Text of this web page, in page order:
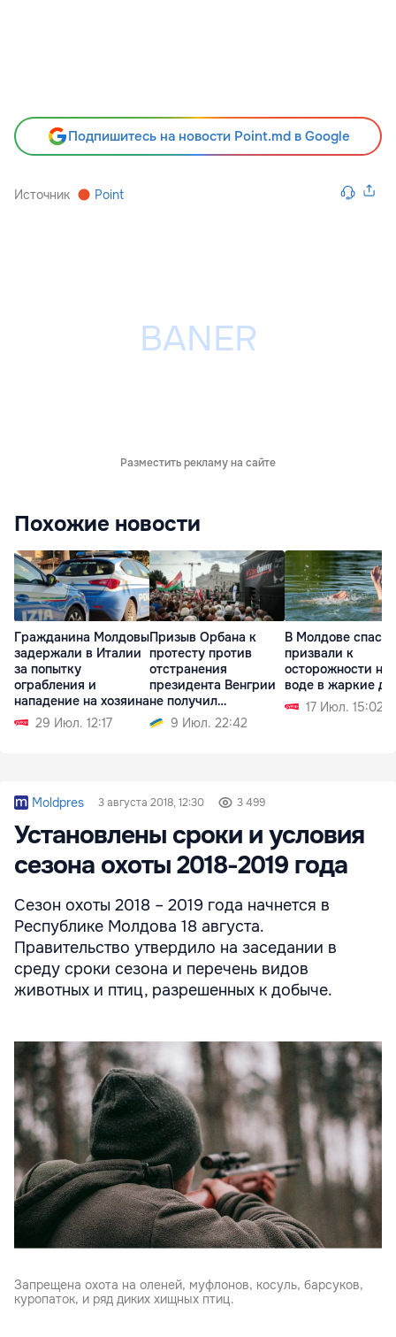
Подпишитесь на новости Point.md в Google
Источник Point
Разместить рекламу на сайте
Похожие новости
Гражданина Молдовы
задержали в Италии
за попытку
ограбления и
нападение на хозяина
29 Июл. 12:17
Призыв Орбана к
протесту против
отстранения
президента Венгрии
не получил
поддержки
9 Июл. 22:42
В Молдове
призвали к
осторожности на
воде в жаркие
17 Июл. 15:02
Moldpres 3 августа 2018, 12:30 3 499
Установлены сроки и условия
сезона охоты 2018-2019 года
Сезон охоты 2018 – 2019 года начнется в
Республике Молдова 18 августа.
Правительство утвердило на заседании в
среду сроки сезона и перечень видов
животных и птиц, разрешенных к добыче.
Запрещена охота на оленей, муфлонов, косуль, барсуков,
куропаток, и ряд диких хищных птиц.